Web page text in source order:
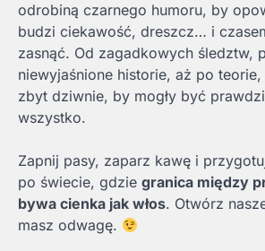
odrobiną czarnego humoru, by
budzi ciekawość, dreszcz… i
zasnąć. Od zagadkowych śledztw,
niewyjaśnione historie, aż po
zbyt dziwnie, by mogły być
wszystko.
Zapnij pasy, zaparz kawę i
po świecie, gdzie granica między
bywa cienka jak włos. Otwórz
masz odwagę.